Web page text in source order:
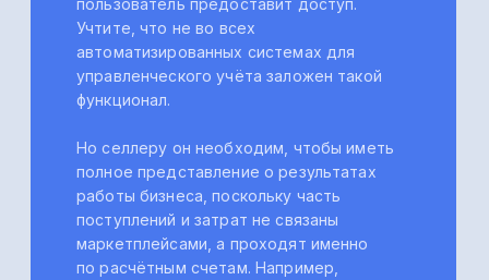
чистой прибыли и другие. Более того,
в отчёте все затраты автоматически
распределяются по категориям
с помощью искусственного интеллекта
и машинного обучения, что поможет
селлеру проанализировать основные
расходы и оптимизировать их.
Скриншот 3. PnL на платформе